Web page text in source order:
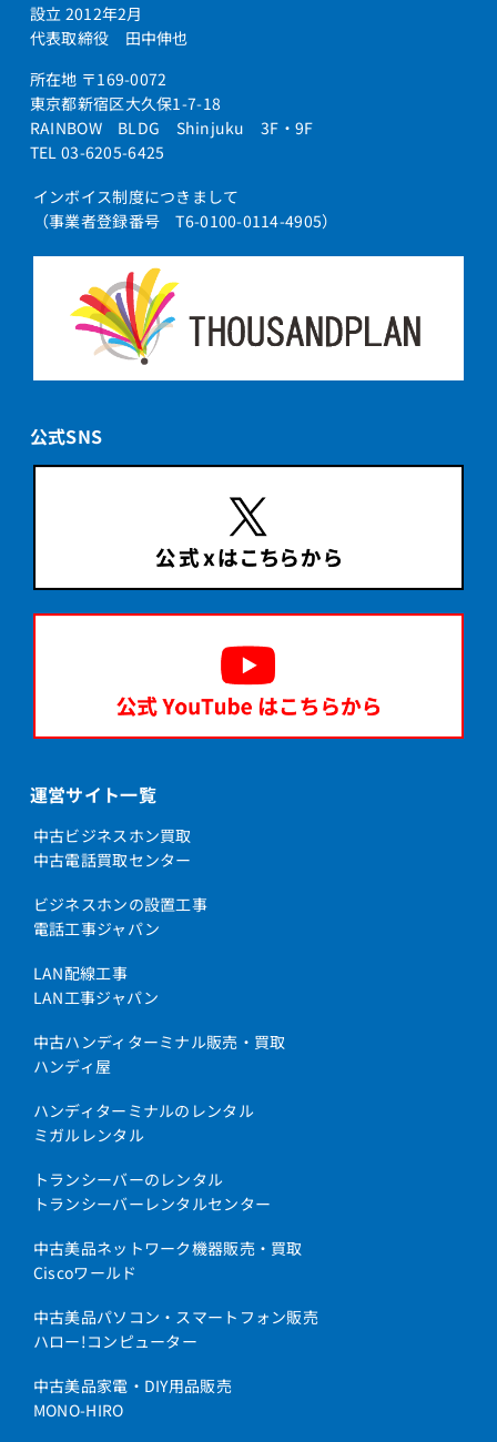
設立 2012年2月
代表取締役 田中伸也
所在地 〒169-0072
東京都新宿区大久保1-7-18
RAINBOW BLDG Shinjuku 3F・9F
TEL 03-6205-6425
インボイス制度につきまして
（事業者登録番号 T6-0100-0114-4905）
公式SNS
運営サイト一覧
中古ビジネスホン買取
中古電話買取センター
ビジネスホンの設置工事
電話工事ジャパン
LAN配線工事
LAN工事ジャパン
中古ハンディターミナル販売・買取
ハンディ屋
ハンディターミナルのレンタル
ミガルレンタル
トランシーバーのレンタル
トランシーバーレンタルセンター
中古美品ネットワーク機器販売・買取
Ciscoワールド
中古美品パソコン・スマートフォン販売
ハロー!コンピューター
中古美品家電・DIY用品販売
MONO-HIRO